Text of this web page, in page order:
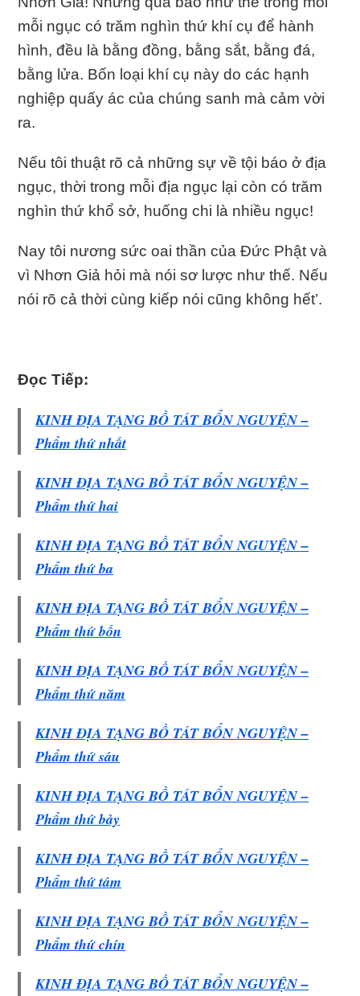
mỗi ngục có trăm nghìn thứ khí cụ để hành
hình, đều là bằng đồng, bằng sắt, bằng đá,
bằng lửa. Bốn loại khí cụ này do các hạnh
nghiệp quấy ác của chúng sanh mà cảm vời
ra.
Nếu tôi thuật rõ cả những sự về tội báo ở địa
ngục, thời trong mỗi địa ngục lại còn có trăm
nghìn thứ khổ sở, huống chi là nhiều ngục!
Nay tôi nương sức oai thần của Ðức Phật và
vì Nhơn Giả hỏi mà nói sơ lược như thế. Nếu
nói rõ cả thời cùng kiếp nói cũng không hết’.
Đọc Tiếp:
KINH ÐỊA TẠNG BỒ TÁT BỔN NGUYỆN –
Phẩm thứ nhất
KINH ÐỊA TẠNG BỒ TÁT BỔN NGUYỆN –
Phẩm thứ hai
KINH ÐỊA TẠNG BỒ TÁT BỔN NGUYỆN –
Phẩm thứ ba
KINH ÐỊA TẠNG BỒ TÁT BỔN NGUYỆN –
Phẩm thứ bốn
KINH ÐỊA TẠNG BỒ TÁT BỔN NGUYỆN –
Phẩm thứ năm
KINH ÐỊA TẠNG BỒ TÁT BỔN NGUYỆN –
Phẩm thứ sáu
KINH ÐỊA TẠNG BỒ TÁT BỔN NGUYỆN –
Phẩm thứ bảy
KINH ÐỊA TẠNG BỒ TÁT BỔN NGUYỆN –
Phẩm thứ tám
KINH ÐỊA TẠNG BỒ TÁT BỔN NGUYỆN –
Phẩm thứ chín
KINH ÐỊA TẠNG BỒ TÁT BỔN NGUYỆN –